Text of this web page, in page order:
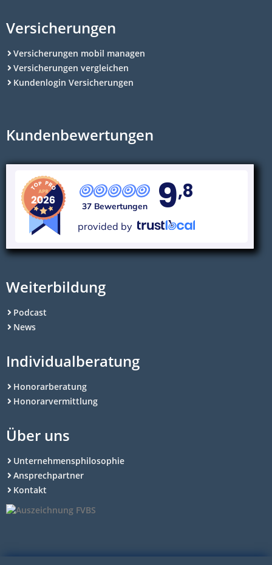
Versicherungen
Versicherungen mobil managen
Versicherungen vergleichen
Kundenlogin Versicherungen
Kundenbewertungen
37 Bewertungen 9,8
provided by
Weiterbildung
Podcast
News
Individualberatung
Honorarberatung
Honorarvermittlung
Über uns
Unternehmensphilosophie
Ansprechpartner
Kontakt